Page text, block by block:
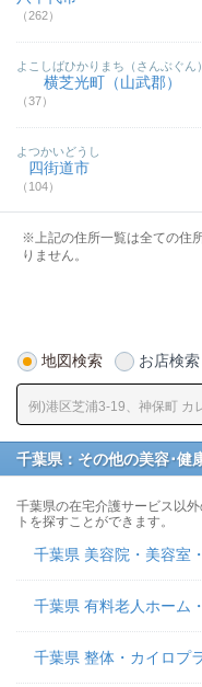
（262）
横芝光町（山武郡）
（37）
よこしばひかりまち（さんぶぐん）
四街道市
（104）
よつかいどうし
※上記の住所一覧は全ての住
りません。
地図検索 お店検索
千葉県：その他の美容･健
千葉県の在宅介護サービス以
トを探すことができます。
千葉県 美容院・美容室
千葉県 有料老人ホーム
千葉県 整体・カイロプ